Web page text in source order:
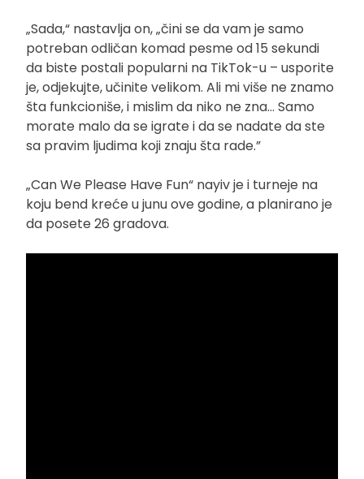
„Sada,“ nastavlja on, „čini se da vam je samo
potreban odličan komad pesme od 15 sekundi
da biste postali popularni na TikTok-u – usporite
je, odjekujte, učinite velikom. Ali mi više ne znamo
šta funkcioniše, i mislim da niko ne zna… Samo
morate malo da se igrate i da se nadate da ste
sa pravim ljudima koji znaju šta rade.”
„Can We Please Have Fun“ nayiv je i turneje na
koju bend kreće u junu ove godine, a planirano je
da posete 26 gradova.